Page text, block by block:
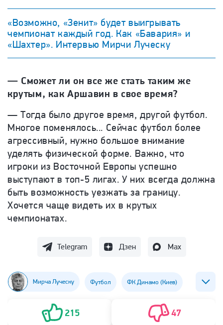
«Возможно, «Зенит» будет выигрывать
чемпионат каждый год. Как «Бавария» и
«Шахтер». Интервью Мирчи Луческу
— Сможет ли он все же стать таким же
крутым, как Аршавин в свое время?
—Тогда было другое время, другой футбол.
Многое поменялось... Сейчас футбол более
агрессивный, нужно большое внимание
уделять физической форме. Важно, что
игроки из Восточной Европы успешно
выступают в топ-5 лигах. У них всегда должна
быть возможность уезжать за границу.
Хочется чаще видеть их в крутых
чемпионатах.
Telegram Дзен Max
Мирча Луческу Футбол ФК Динамо (Киев)
215 47